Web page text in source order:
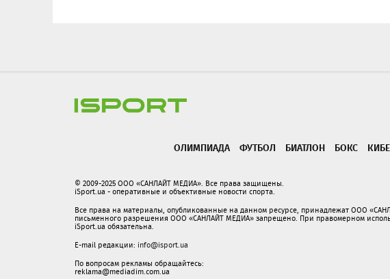
ОЛИМПИАДА ФУТБОЛ БИАТЛОН БОКС
© 2009-2025 ООО «САНЛАЙТ МЕДИА». Все права защищены.
iSport.ua - оперативные и объективные новости спорта.
Все права на материалы, опубликованные на данном ресурсе, принадлежат ООО
письменного разрешения ООО «САНЛАЙТ МЕДИА» запрещено. При правомерном
iSport.ua обязательна.
E-mail редакции: info@isport.ua
По вопросам рекламы обращайтесь:
reklama@mediadim.com.ua